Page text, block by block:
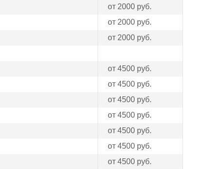
от 2000 руб.
от 2000 руб.
от 2000 руб.
от 4500 руб.
от 4500 руб.
от 4500 руб.
от 4500 руб.
от 4500 руб.
от 4500 руб.
от 4500 руб.